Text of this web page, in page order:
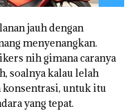
jauh dengan
menyenangkan.
nih gimana caranya
soalnya kalau lelah
konsentrasi, untuk itu
yang tepat.